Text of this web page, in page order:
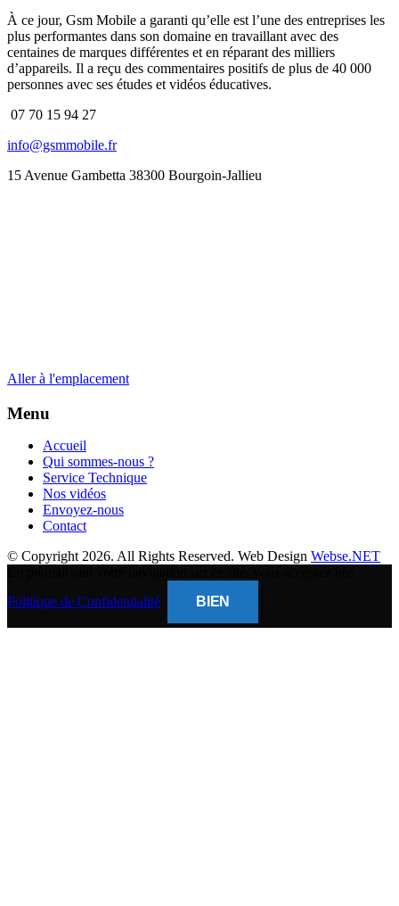
À ce jour, Gsm Mobile a garanti qu’elle est l’une des entreprises les
plus performantes dans son domaine en travaillant avec des
centaines de marques différentes et en réparant des milliers
d’appareils. Il a reçu des commentaires positifs de plus de 40 000
personnes avec ses études et vidéos éducatives.
07 70 15 94 27
info@gsmmobile.fr
15 Avenue Gambetta 38300 Bourgoin-Jallieu
Aller à l'emplacement
Menu
Accueil
Qui sommes-nous ?
Service Technique
Nos vidéos
Envoyez-nous
Contact
© Copyright 2026. All Rights Reserved. Web Design Webse.NET
Politique de Confidentialité
BIEN